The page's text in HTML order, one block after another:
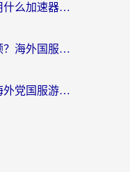
海外党必看：打穿越火线用什么加速器？解决延迟卡顿，还能玩奇妙拼图世界和第五人格
波兰怎么玩无悔华夏不卡顿？海外国服游戏加速器终极指南（附征途2萤火突击解决方案）
英国怎么玩叫我大掌柜？海外党国服游戏加速避坑指南（附实测推荐）